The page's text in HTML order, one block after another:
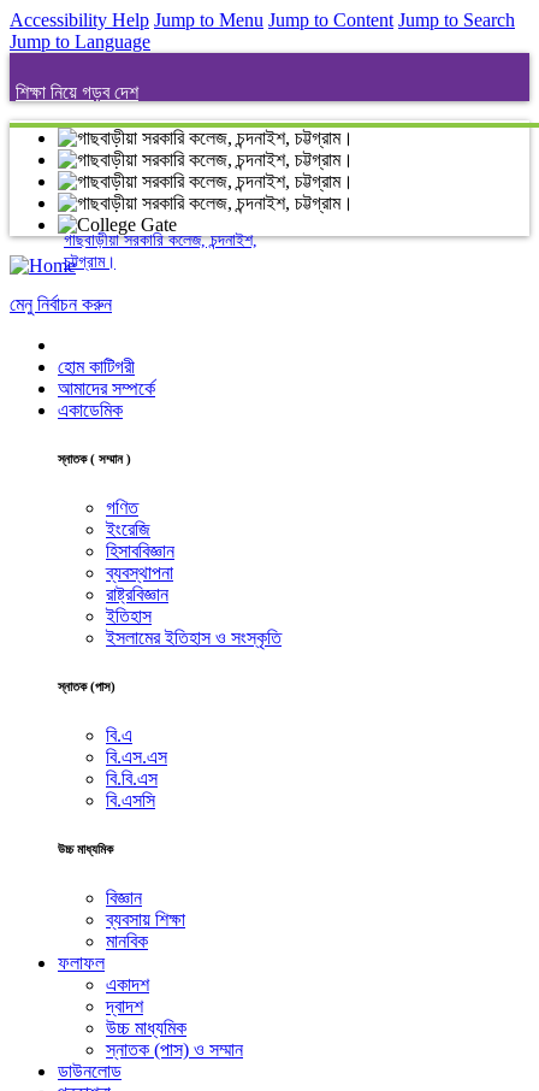
Accessibility Help Jump to Menu Jump to Content Jump to Search
Jump to Language
শিক্ষা নিয়ে গড়ব দেশ
গাছবাড়ীয়া সরকারি কলেজ, চন্দনাইশ,
চট্টগ্রাম।
মেনু নির্বাচন করুন
হোম কাটিগরী
আমাদের সম্পর্কে
একাডেমিক
স্নাতক ( সম্মান )
গণিত
ইংরেজি
হিসাববিজ্ঞান
ব্যবস্থাপনা
রাষ্ট্রবিজ্ঞান
ইতিহাস
ইসলামের ইতিহাস ও সংস্কৃতি
স্নাতক (পাস)
বি.এ
বি.এস.এস
বি.বি.এস
বি.এসসি
উচ্চ মাধ্যমিক
বিজ্ঞান
ব্যবসায় শিক্ষা
মানবিক
ফলাফল
একাদশ
দ্বাদশ
উচ্চ মাধ্যমিক
স্নাতক (পাস) ও সম্মান
ডাউনলোড